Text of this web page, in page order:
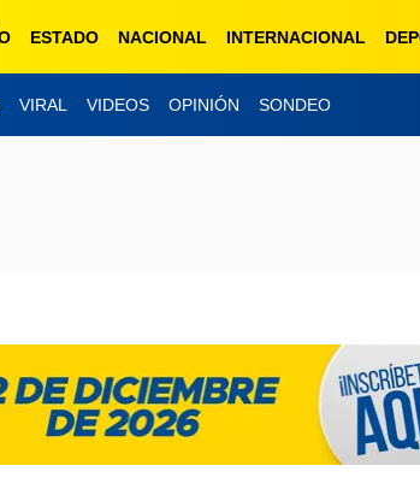
ESTADO NACIONAL INTERNACIONAL
VIRAL VIDEOS OPINIÓN SONDEO